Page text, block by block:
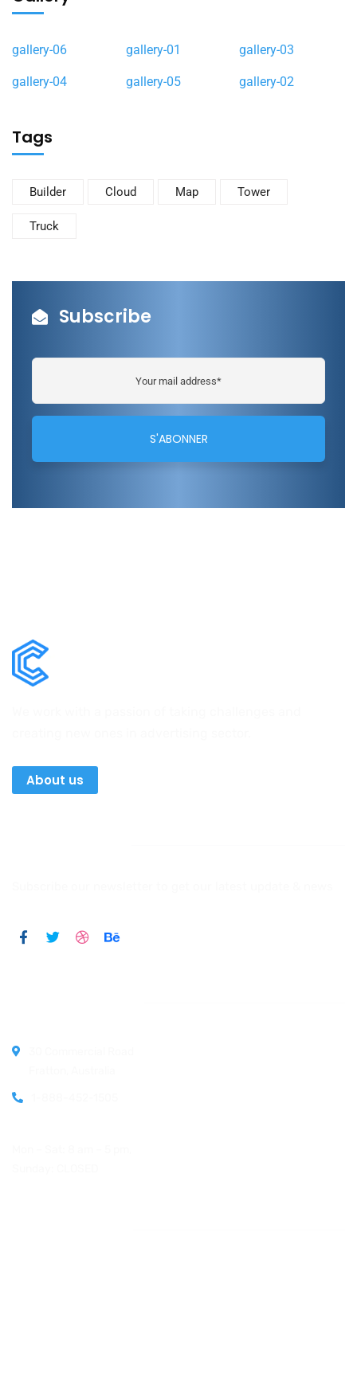
gallery-06 gallery-01 gallery-03
gallery-04 gallery-05 gallery-02
Tags
Builder Cloud Map Tower
Truck
Subscribe
About us